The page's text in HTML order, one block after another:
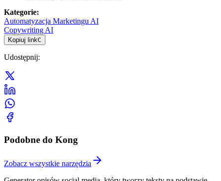
Kategorie:
Automatyzacja Marketingu AI
Copywriting AI
Kopiuj linkC
Udostępnij:
Podobne do Kong
Zobacz wszystkie narzędzia